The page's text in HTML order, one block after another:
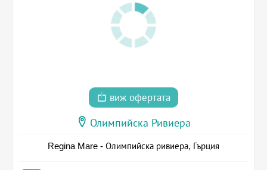
виж офертата
Олимпийска Ривиера
Regina Mare - Олимпийска ривиера, Гърция